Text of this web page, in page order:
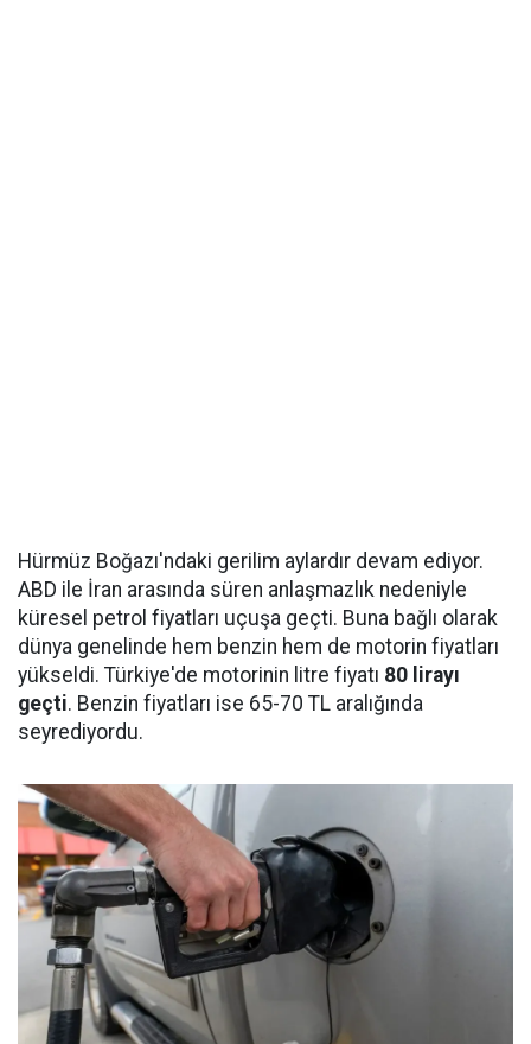
Hürmüz Boğazı'ndaki gerilim aylardır devam ediyor.
ABD ile İran arasında süren anlaşmazlık nedeniyle
küresel petrol fiyatları uçuşa geçti. Buna bağlı olarak
dünya genelinde hem benzin hem de motorin fiyatları
yükseldi. Türkiye'de motorinin litre fiyatı 80 lirayı
geçti. Benzin fiyatları ise 65-70 TL aralığında
seyrediyordu.